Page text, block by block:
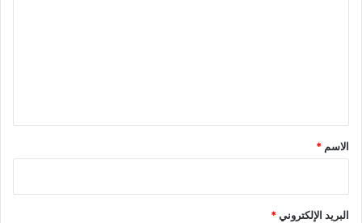
*
الاسم *
البريد الإلكتروني*